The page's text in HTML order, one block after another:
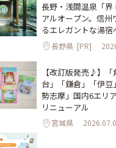
長野・浅間温泉「界
アルオープン。信
るエレガントな湯宿
長野県 [PR]
【改訂版発売♪】
台」「鎌倉」「伊
勢志摩」国内6エリ
リニューアル
宮城県